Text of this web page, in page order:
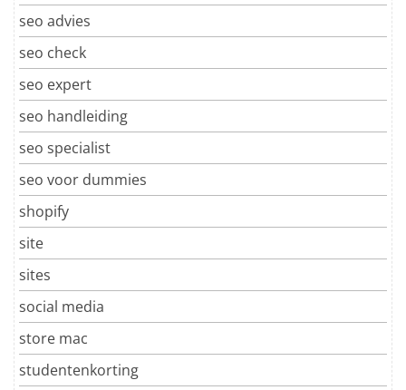
seo advies
seo check
seo expert
seo handleiding
seo specialist
seo voor dummies
shopify
site
sites
social media
store mac
studentenkorting